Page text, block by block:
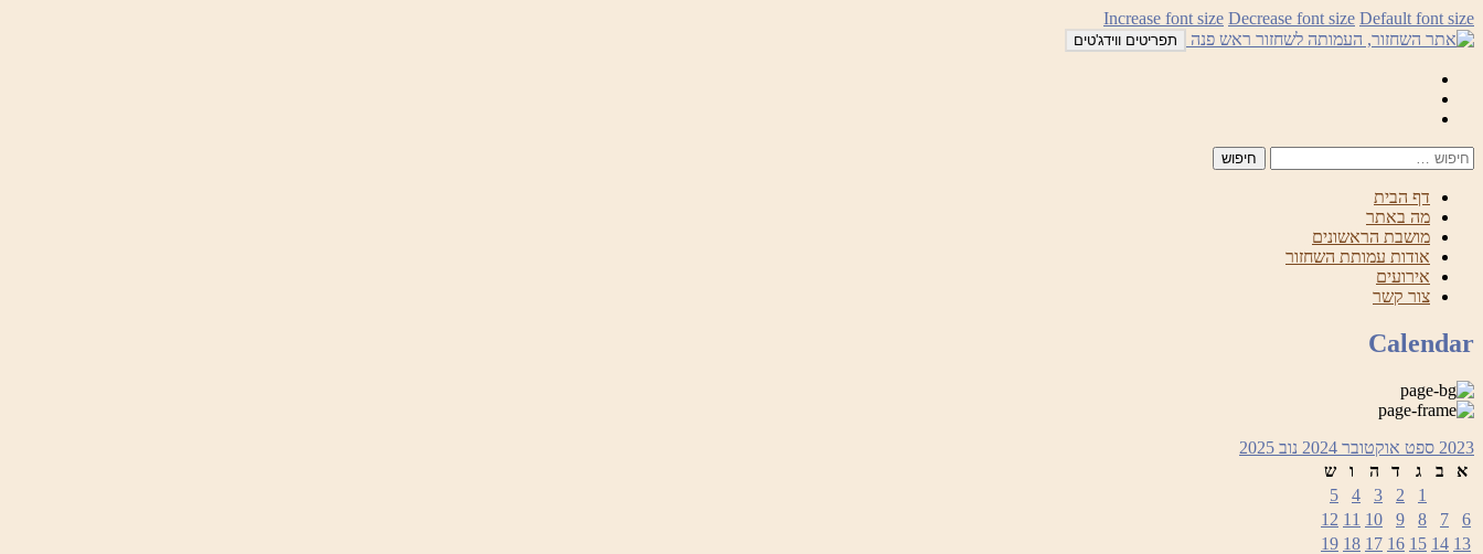
לדלג
לתוכן
Increase font size Decrease font size Default font size
תפריטים ווידג'טים
דף הבית
מה באתר
מושבת הראשונים
אודות עמותת השחזור
אירועים
צור קשר
Calendar
2023 ספט אוקטובר 2024 נוב 2025
א
ב ג ד ה ו
ש
1
2
3
4
5
6
7
8
9
10
11
12
13
14
15
16
17
18
19